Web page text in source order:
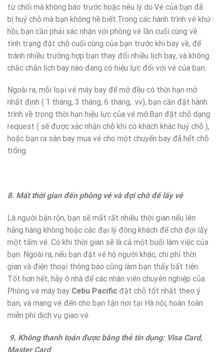
từ chối mà không báo trước hoặc nêu lý do.Vé của bạn đã
bị huỷ chỗ mà bạn không hề biết:Trong các hành trình vé khứ
hồi, bạn cần phải xác nhận với phòng vé lần cuối cùng về
tình trạng đặt chỗ cuối cùng của bạn trước khi bay về, để
tránh nhiều trường hợp bạn thay đổi nhiều lịch bay, và không
chắc chắn lịch bay nào đang có hiệu lực đối với vé của bạn.
Ngoài ra, mỗi loại vé máy bay để mở đều có thời hạn mở
nhất định ( 1 tháng, 3 tháng, 6 tháng, .vv), bạn cần đặt hành
trình về trong thời hạn hiệu lực của vé mở.Bạn đặt chỗ dạng
request ( sẽ được xác nhận chỗ khi có khách khác huỷ chỗ ),
hoặc bạn ra sân bay mua vé cho một chuyến bay đã hết chỗ
trống.
8. Mất thời gian đến phòng vé và đợi chờ để lấy vé
Là người bận rộn, bạn sẽ mất rất nhiều thời gian nếu lên
hãng hàng không hoặc các đại lý đông khách để chờ đợi lấy
một tấm vé. Có khi thời gian sẽ là cả một buổi làm việc của
bạn. Ngoài ra, nếu bạn đặt vé hộ người khác, chi phí thời
gian và điện thoại thông báo cũng làm bạn thấy bất tiện.
Tốt hơn hết, hãy ở nhà để các nhân viên chuyên nghiệp của
Phòng vé máy bay Cebu Pacific đặt chỗ tốt nhất theo ý
bạn, và mang vé đến cho bạn tận nơi tại Hà nội, hoàn toàn
miễn phí dịch vụ giao vé.
9. Không thanh toán được bằng thẻ tín dụng: Visa Card,
Master Card